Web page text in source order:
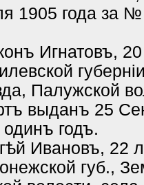
1905 года за
Игнатовъ,
Палужской
выданъ 25
годъ.
Ивановъ, 22
губ.,